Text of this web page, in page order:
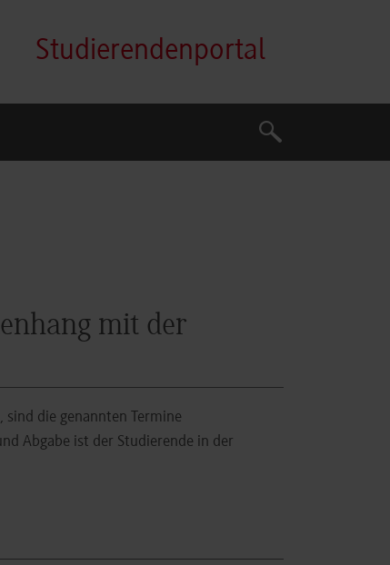
Studierendenportal
Suche
Suche
mit der
sind die genannten Termine
Abgabe ist der Studierende in der